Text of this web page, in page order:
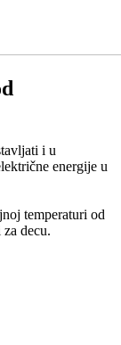
i u
energije u
temperaturi od
decu.